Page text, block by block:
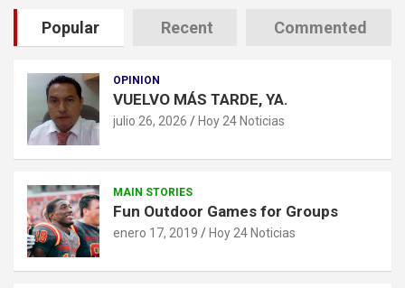
Popular Recent Commented
OPINION
VUELVO MÁS TARDE, YA.
julio 26, 2026 Hoy 24 Noticias
MAIN STORIES
Fun Outdoor Games for Groups
enero 17, 2019 Hoy 24 Noticias